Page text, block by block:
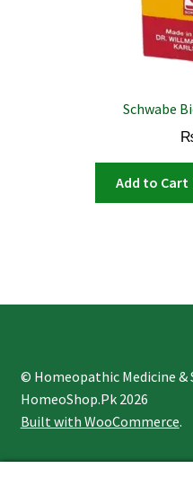
Schwabe
Add to Cart
© Homeopathic Medicine &
HomeoShop.Pk 2026
Built with WooCommerce.